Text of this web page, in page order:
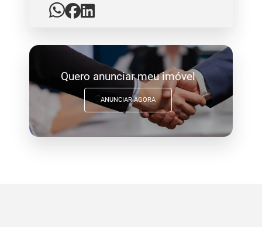
Quero anunciar meu imóvel
ANUNCIAR AGORA